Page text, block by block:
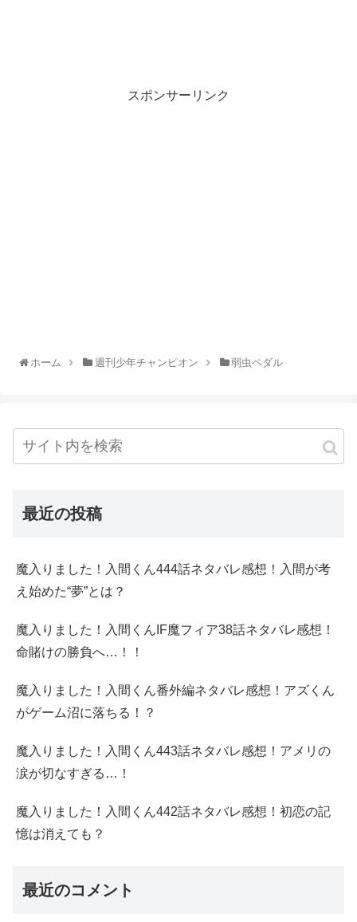
スポンサーリンク
ホーム 週刊少年チャンピオン 弱虫ペダル
最近の投稿
魔入りました！入間くん444話ネタバレ感想！入間が考
え始めた“夢”とは？
魔入りました！入間くんIF魔フィア38話ネタバレ感想！
命賭けの勝負へ…！！
魔入りました！入間くん番外編ネタバレ感想！アズくん
がゲーム沼に落ちる！？
魔入りました！入間くん443話ネタバレ感想！アメリの
涙が切なすぎる…！
魔入りました！入間くん442話ネタバレ感想！初恋の記
憶は消えても？
最近のコメント